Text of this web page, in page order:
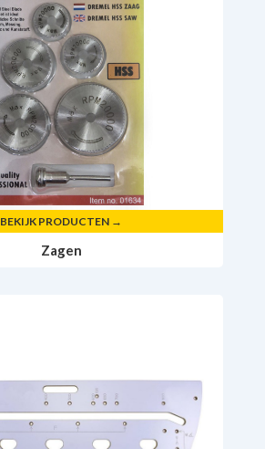
BEKIJK PRODUCTEN →
Zagen